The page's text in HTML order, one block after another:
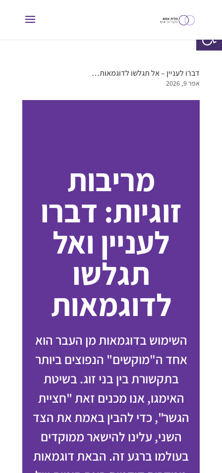
דברו לעניין – אל תגלשו לדוגמאות…
אפר 9, 2026
מריבות
זוגיות: דברו
לעניין ואל
תגלשו
לדוגמאות
השימוש בדוגמאות מן העבר הוא
אחד ה"מוקשים" הנפוצים ביותר
בתקשורת בין בני זוג. בשיטת
האימגו, אנו מכנים זאת "חציית
הגשר", כדי להבין באמת את הצד
השני, עלינו להישאר ממוקדים
בעולמו ברגע זה. הבאת דוגמאות
פתח סרגל נגישות